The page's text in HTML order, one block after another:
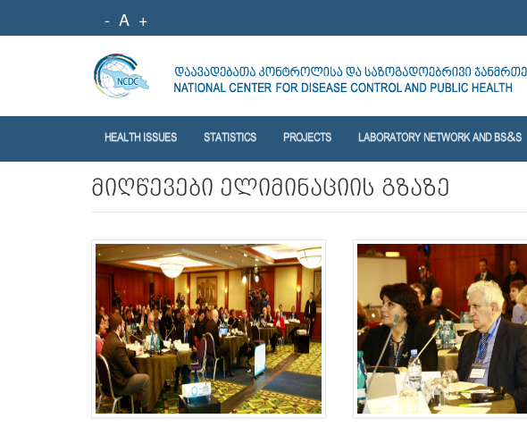
- A +
HEALTH ISSUES STATISTICS PROJECTS LABORATORY NETWORK AND BS&S
მიღწევები ელიმინაციის გზაზე